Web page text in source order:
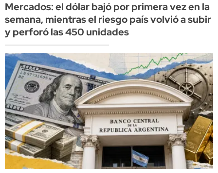
Mercados: el dólar bajó por primera vez en la
semana, mientras el riesgo país volvió a subir
y perforó las 450 unidades